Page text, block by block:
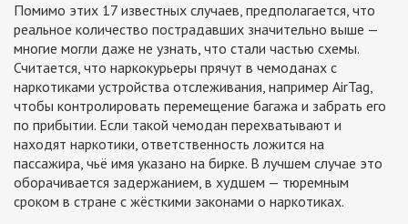
Помимо этих 17 известных случаев, предполагается, что
реальное количество пострадавших значительно выше —
многие могли даже не узнать, что стали частью схемы.
Считается, что наркокурьеры прячут в чемоданах с
наркотиками устройства отслеживания, например AirTag,
чтобы контролировать перемещение багажа и забрать его
по прибытии. Если такой чемодан перехватывают и
находят наркотики, ответственность ложится на
пассажира, чьё имя указано на бирке. В лучшем случае это
оборачивается задержанием, в худшем — тюремным
сроком в стране с жёсткими законами о наркотиках.